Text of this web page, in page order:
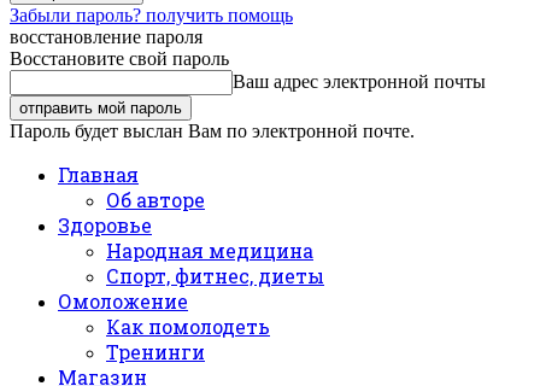
Забыли пароль? получить помощь
восстановление пароля
Восстановите свой пароль
Ваш адрес электронной почты
Пароль будет выслан Вам по электронной почте.
Главная
Об авторе
Здоровье
Народная медицина
Спорт, фитнес, диеты
Омоложение
Как помолодеть
Тренинги
Магазин